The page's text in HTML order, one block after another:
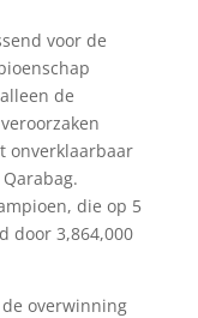
voor de
de
onverklaarbaar
die op 5
door 3,864,000
de overwinning